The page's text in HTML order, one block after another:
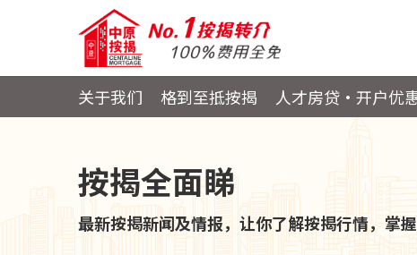
关于我们 格到至抵按揭 人才房贷・开户优
按揭全面睇
最新按揭新闻及情报，让你了解按揭行情，掌握